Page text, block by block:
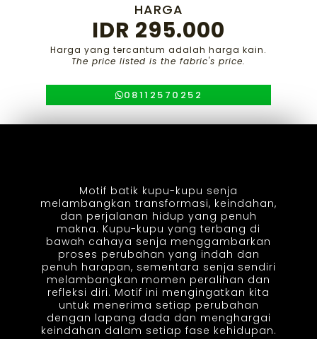
HARGA
IDR 295.000
Harga yang tercantum adalah harga kain.
The price listed is the fabric's price.
08112570252
Motif batik kupu-kupu senja
melambangkan transformasi, keindahan,
dan perjalanan hidup yang penuh
makna. Kupu-kupu yang terbang di
bawah cahaya senja menggambarkan
proses perubahan yang indah dan
penuh harapan, sementara senja sendiri
melambangkan momen peralihan dan
refleksi diri. Motif ini mengingatkan kita
untuk menerima setiap perubahan
dengan lapang dada dan menghargai
keindahan dalam setiap fase kehidupan.